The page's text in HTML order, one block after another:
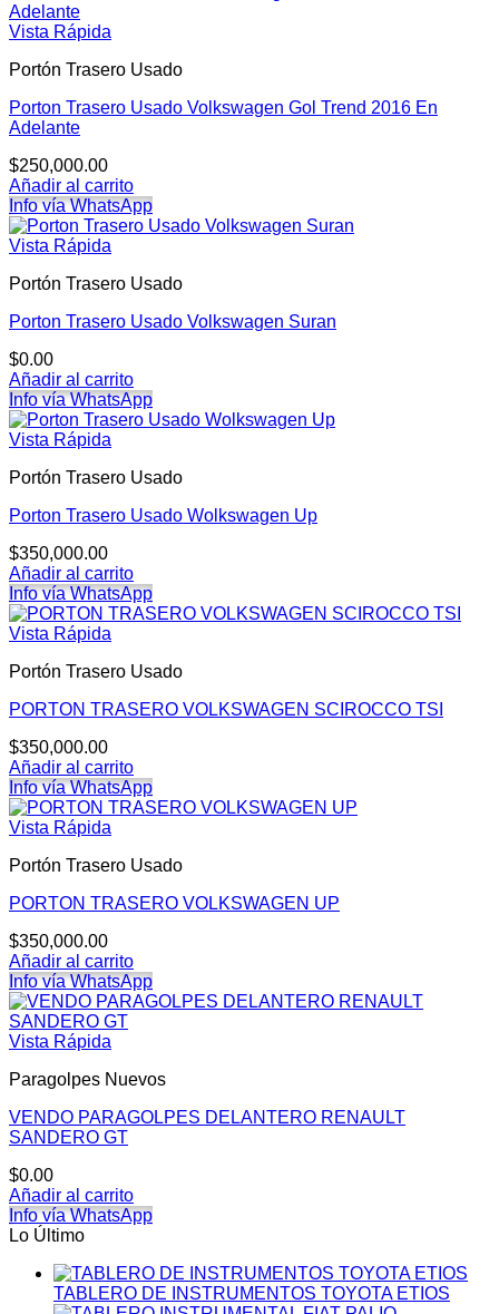
Vista Rápida
Portón Trasero Usado
Porton Trasero Usado Volkswagen Gol Trend 2016 En
Adelante
$250,000.00
Añadir al carrito
Info vía WhatsApp
Vista Rápida
Portón Trasero Usado
Porton Trasero Usado Volkswagen Suran
$0.00
Añadir al carrito
Info vía WhatsApp
Vista Rápida
Portón Trasero Usado
Porton Trasero Usado Wolkswagen Up
$350,000.00
Añadir al carrito
Info vía WhatsApp
Vista Rápida
Portón Trasero Usado
PORTON TRASERO VOLKSWAGEN SCIROCCO TSI
$350,000.00
Añadir al carrito
Info vía WhatsApp
Vista Rápida
Portón Trasero Usado
PORTON TRASERO VOLKSWAGEN UP
$350,000.00
Añadir al carrito
Info vía WhatsApp
Vista Rápida
Paragolpes Nuevos
VENDO PARAGOLPES DELANTERO RENAULT
SANDERO GT
$0.00
Añadir al carrito
Info vía WhatsApp
Lo Último
TABLERO DE INSTRUMENTOS TOYOTA ETIOS